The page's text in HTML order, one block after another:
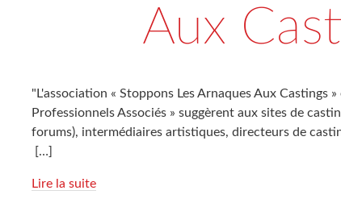
Aux
"L'association « Stoppons Les Arnaques Aux Castings
Professionnels Associés » suggèrent aux sites de
forums), intermédiaires artistiques, directeurs de
[…]
Lire la suite